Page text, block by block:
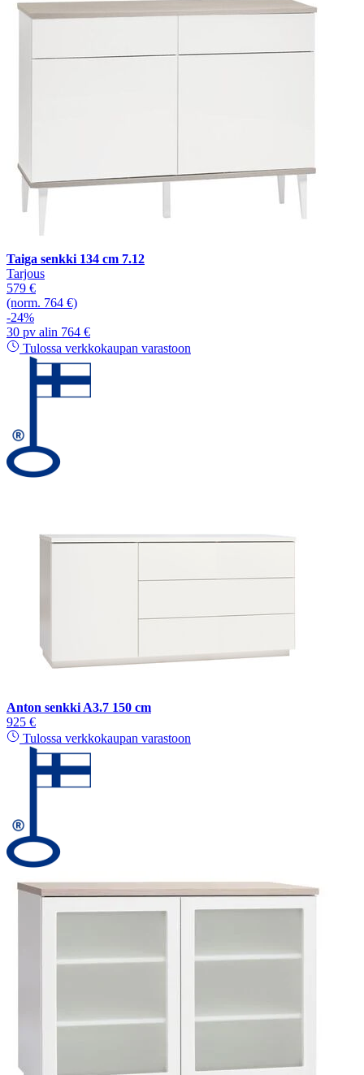
Taiga senkki 134 cm 7.12
Tarjous
579 €
(norm. 764 €)
-24%
30 pv alin 764 €
Tulossa verkkokaupan varastoon
Anton senkki A3.7 150 cm
925 €
Tulossa verkkokaupan varastoon